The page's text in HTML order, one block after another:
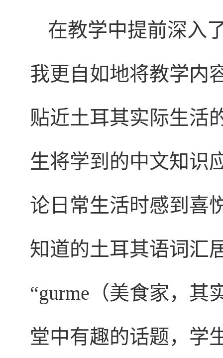
在教学中提前深入
我更自如地将教学内
贴近土耳其实际生活
生将学到的中文知识
论日常生活时感到喜
知道的土耳其语词汇
“gurme（美食家，其
堂中有趣的话题，学